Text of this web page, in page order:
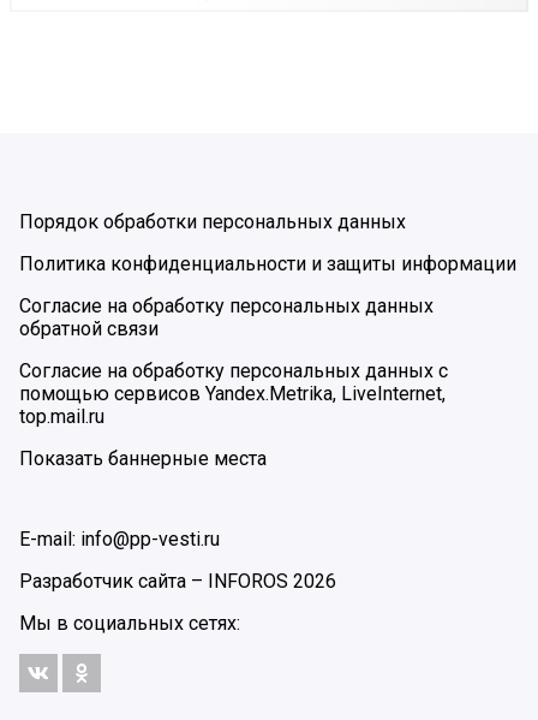
Порядок обработки персональных данных
Политика конфиденциальности и защиты информации
Согласие на обработку персональных данных
обратной связи
Согласие на обработку персональных данных с
помощью сервисов Yandex.Metrika, LiveInternet,
top.mail.ru
Показать баннерные места
E-mail: info@pp-vesti.ru
Разработчик сайта –
INFOROS 2026
Мы в социальных сетях: